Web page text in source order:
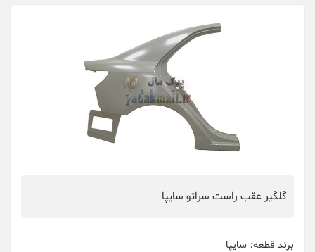
گلگیر عقب راست سراتو سایپا
برند قطعه: سایپا